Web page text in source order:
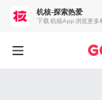
机核-探索热爱
下载 机核App 浏览更多